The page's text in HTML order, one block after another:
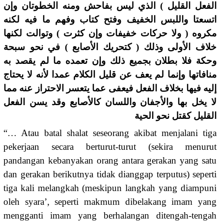
الفعل القليل ) الذي ليس بفاحش ومنه الخطوتان وإن
اتسعتا واللبس الخفيف وفتح كتاب وفهم ما فيه لكنه
مكروه ( ولا حركات خفيفات وإن كثرت ) وتوالت لكنها
خلاف الأولى وذلك ( كتحريك الأصابع ) في نحو سبحة
وحكة فلا بطلان بجميع ذلك وإن تعمده ما لم يقصد به
منافاتها وإنما لم يعف عن قليل الكلام عمدا لأنه لا يحتاج
إليه فيها بخلاف الفعل فيعفى عما يتعسر الاحتراز عنه مما
لا يخل بها والأجفان واللسان كالأصابع وقد يسن الفعل
القليل كقتل نحو الحية
“… Atau batal shalat seseorang akibat menjalani tiga
pekerjaan secara berturut-turut (sekira menurut
pandangan kebanyakan orang antara gerakan yang satu
dan gerakan berikutnya tidak dianggap terputus) seperti
tiga kali melangkah (meskipun langkah yang diampuni
oleh syara’, seperti makmum dibelakang imam yang
mengganti imam yang berhalangan ditengah-tengah